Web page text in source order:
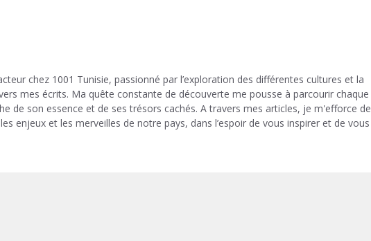
chez 1001 Tunisie, passionné par l’exploration des différentes cultures et la
mes écrits. Ma quête constante de découverte me pousse à parcourir chaque
de son essence et de ses trésors cachés. A travers mes articles, je m'efforce de
enjeux et les merveilles de notre pays, dans l’espoir de vous inspirer et de vous